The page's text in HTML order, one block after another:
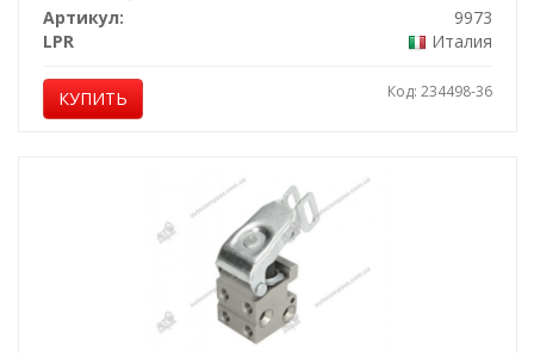
Артикул:
9973
LPR
Италия
КУПИТЬ Код: 234498-36